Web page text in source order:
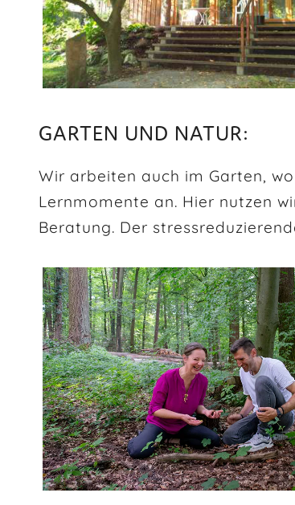
GARTEN UND NATUR:
Wir arbeiten auch im Garten,
Lernmomente an. Hier nutzen
Beratung. Der